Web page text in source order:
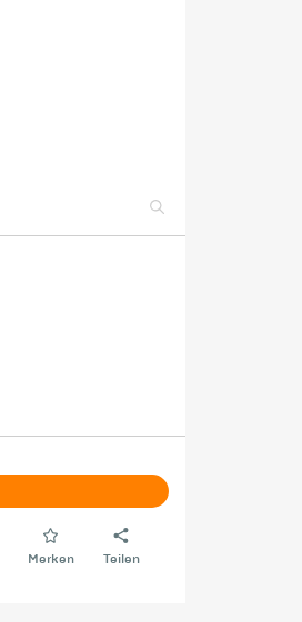
Merken Teilen